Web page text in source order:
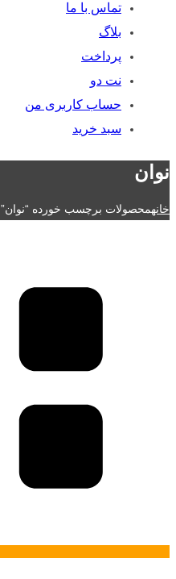
تماس با ما
بلاگ
پرداخت
نت دو
حساب کاربری من
سبد خرید
نوان
خانهمحصولات برچسب خورده “نوان”